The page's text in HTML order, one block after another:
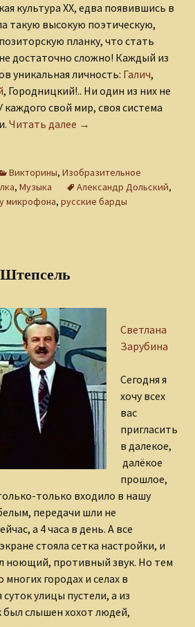
культура XX, едва появившись в
такую высокую поэтическую,
планку, что стать
достаточно сложно! Каждый из
уникальная личность: Галич,
, Городницкий!.. Ни один из них не
каждого свой мир, своя система
Читать далее Викторина
→
Викторины, Изобразительное
, Музыка Александр Дольский,
микрофона, русские барды
Светлана
Зарубина
Сегодня я
хочу всех
вас
пригласить
в далекое,
далёкое
прошлое,
только входило в нашу
передачи шли не
а 4 часа в день. А все
стояла сетка настройки, и
ноющий, противный звук. Но тем
городах и селах в
улицы пустели, а из
слышен хохот людей,